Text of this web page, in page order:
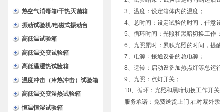
热空气消毒箱/干热灭菌箱
振动试验机/电磁式振动台
高低温试验箱
高低温交变试验箱
高低温湿热试验箱
温度冲击（冷热冲击）试验箱
高低温交变湿热试验箱
恒温恒湿试验箱
3、温度：设定箱体内的温度；
4、总时间：设定试验的时间，任意
5、循环时间：光照和黑暗切换工作
6、光照累时：累积光照的时间，提
7、电源：接通设备的总电源；
8、运转：启动设备加热点灯等总运
9、光照：点灯开关；
10、循环：光照和黑暗切换工作开
服务承诺：免费送货上门,在对紫外